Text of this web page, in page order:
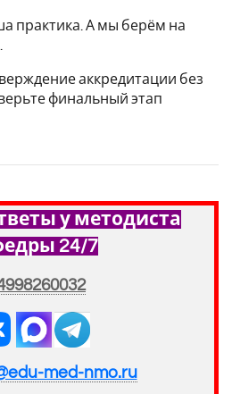
практика. А мы берём на
аккредитации без
финальный этап
у методиста
24/7
med-nmo.ru